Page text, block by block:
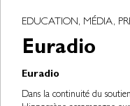
EDUCATION, MÉDIA,
Euradio
Euradio
Dans la continuité du